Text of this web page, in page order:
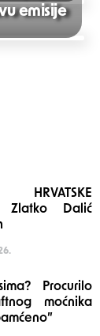
emisije
Zlatko Dalić
Procurilo
moćnika